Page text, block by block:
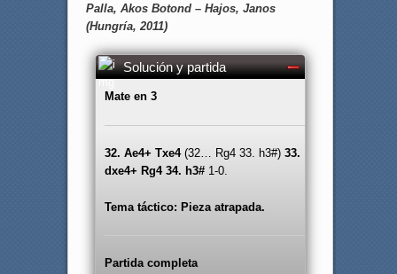
Palla, Akos Botond – Hajos, Janos
(Hungría, 2011)
Solución y partida
Mate en 3
32. Ae4+ Txe4(32… Rg4 33. h3#) 33.
dxe4+ Rg4 34. h3#1-0.
Tema táctico: Pieza atrapada.
Partida completa